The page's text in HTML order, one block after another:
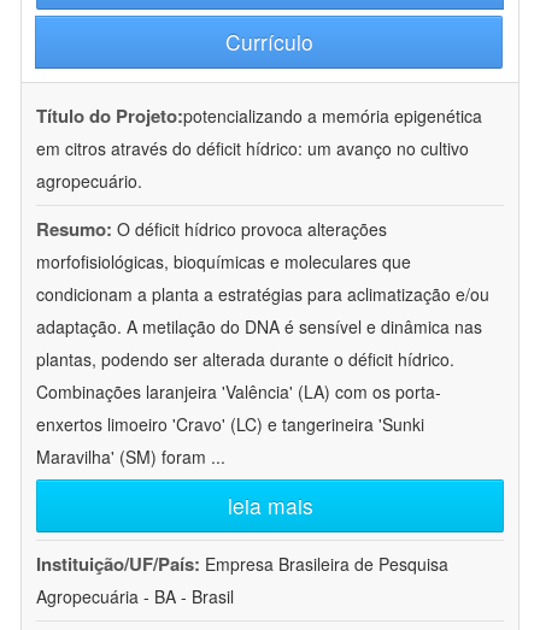
Currículo
Título do Projeto:potencializando a memória epigenética
em citros através do déficit hídrico: um avanço no cultivo
agropecuário.
Resumo: O déficit hídrico provoca alterações
morfofisiológicas, bioquímicas e moleculares que
condicionam a planta a estratégias para aclimatização e/ou
adaptação. A metilação do DNA é sensível e dinâmica nas
plantas, podendo ser alterada durante o déficit hídrico.
Combinações laranjeira 'Valência' (LA) com os porta-
enxertos limoeiro 'Cravo' (LC) e tangerineira 'Sunki
Maravilha' (SM) foram ...
leia mais
Instituição/UF/País: Empresa Brasileira de Pesquisa
Agropecuária - BA - Brasil